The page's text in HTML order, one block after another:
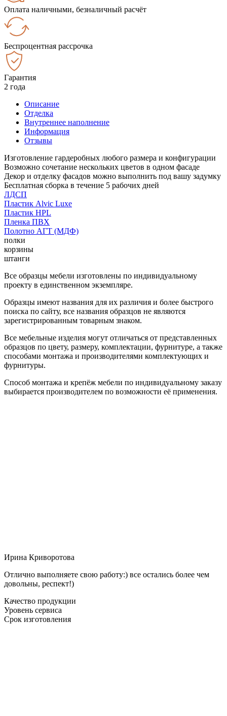
Оплата наличными, безналичный расчёт
Беспроцентная рассрочка
Гарантия
2 года
Описание
Отделка
Внутреннее наполнение
Информация
Отзывы
Изготовление гардеробных любого размера и конфигурации
Возможно сочетание нескольких цветов в одном фасаде
Декор и отделку фасадов можно выполнить под вашу задумку
Бесплатная сборка в течение 5 рабочих дней
ЛДСП
Пластик Alvic Luxe
Пластик HPL
Пленка ПВХ
Полотно АГТ (МДФ)
полки
корзины
штанги
Все образцы мебели изготовлены по индивидуальному
проекту в единственном экземпляре.
Образцы имеют названия для их различия и более быстрого
поиска по сайту, все названия образцов не являются
зарегистрированным товарным знаком.
Все мебельные изделия могут отличаться от представленных
образцов по цвету, размеру, комплектации, фурнитуре, а также
способами монтажа и производителями комплектующих и
фурнитуры.
Способ монтажа и крепёж мебели по индивидуальному заказу
выбирается производителем по возможности её применения.
Ирина Криворотова
Отлично выполняете свою работу:) все остались более чем
довольны, респект!)
Качество продукции
Уровень сервиса
Срок изготовления